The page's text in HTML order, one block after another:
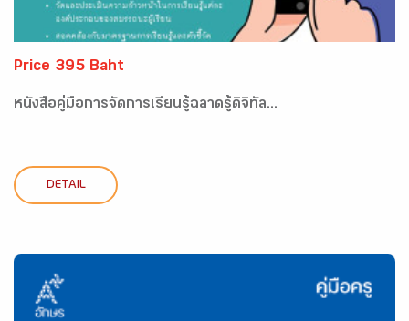
Price 395 Baht
หนังสือคู่มือการจัดการเรียนรู้ฉลาดรู้ดิจิทัล...
DETAIL